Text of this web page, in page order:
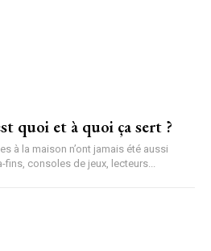
quoi et à quoi ça sert ?
à la maison n’ont jamais été aussi
fins, consoles de jeux, lecteurs...